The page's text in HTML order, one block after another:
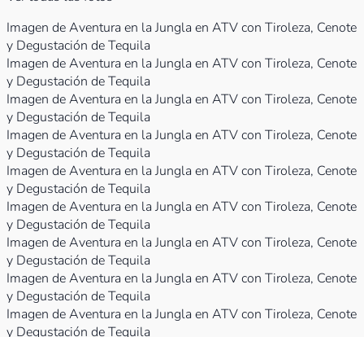
Imagen de Aventura en la Jungla en ATV con Tiroleza, Cenote
y Degustación de Tequila
Imagen de Aventura en la Jungla en ATV con Tiroleza, Cenote
y Degustación de Tequila
Imagen de Aventura en la Jungla en ATV con Tiroleza, Cenote
y Degustación de Tequila
Imagen de Aventura en la Jungla en ATV con Tiroleza, Cenote
y Degustación de Tequila
Imagen de Aventura en la Jungla en ATV con Tiroleza, Cenote
y Degustación de Tequila
Imagen de Aventura en la Jungla en ATV con Tiroleza, Cenote
y Degustación de Tequila
Imagen de Aventura en la Jungla en ATV con Tiroleza, Cenote
y Degustación de Tequila
Imagen de Aventura en la Jungla en ATV con Tiroleza, Cenote
y Degustación de Tequila
Imagen de Aventura en la Jungla en ATV con Tiroleza, Cenote
y Degustación de Tequila